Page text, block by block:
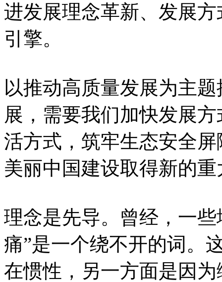
进发展理念革新、发展
引擎。
以推动高质量发展为主
展，需要我们加快发展
活方式，筑牢生态安全
美丽中国建设取得新的
理念是先导。曾经，一
痛”是一个绕不开的词。
在惯性，另一方面是因